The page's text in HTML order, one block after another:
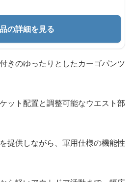
の詳細を見る
きのゆったりとしたカーゴパンツ
ット配置と調整可能なウエスト部
提供しながら、軍用仕様の機能性